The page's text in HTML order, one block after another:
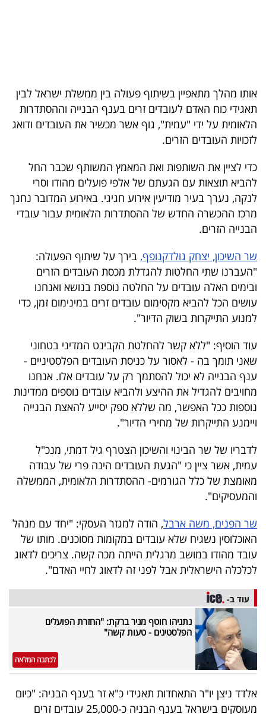
הכלכלי
פודקאסט
UNDER
40
פעולה
דרושים
ניוזלטרים
מייל
אדום
פרסמו
באייס
עקבו
אחרינו:
אותו מהלך מתאפיין בשיתוף פעולה בין ממשלת ישראל לבין
תאגידי כוח האדם לעובדים זרים בענף הבנייה וההסתדרות
הלאומית על ידי "עמית", גוף אשר מכשיר את העובדים ודואג
לזכויות העובדים הזרים.
כדי לציין את השותפות ואת המאמץ המשותף שכבר החל
להביא תוצאות עם הגעתם של אלפי פועלים מהודו וסרי
לנקה, נערך בעיר מודיעין אירוע חגיגי. באירוע המדובר נחנך
מרכז ההכשרה החדש של ההסתדרות הלאומית עבור עובדי
הבנייה הזרים.
שר השיכון, יצחק גולדקנופף, בירך על שיתוף הפעולה:
"העברנו שתי החלטות להגדלת מכסת העובדים הזרים
ובימים האלה עובדים על החלטה נוספת בנושא ואנחנו
עושים הכל להביא מקסימום עובדים זרים במינימום זמן, כדי
למנוע התייקרות בשוק הדיור".
עוד הוסיף: "ללא קשר להחלטת הקבינט המדיני בטחוני
שאני תומך בה - לאסור על כניסת העובדים הפלסטיניים -
ענף הבנייה לא יכול להסתמך רק על עובדים אלו. אנחנו
מחויבים להגדיל את ההיצע ולהביא עובדים נוספים ממדינות
נוספות ככל האפשר, מה שללא ספק יסייע להאצת הבנייה
ויימנע התייקרות של מחירי הדיור".
לדבריו של שר הבינוי והשיכון הצטרף גיל דמתי, מנכ"ל
עמית, אשר ציין כי "הגעת העובדים הינה פרי של עבודה
מאומצת של כלל הגורמים- ההסתדרות הלאומית, הממשלה
והמעסיקים".
שר הפנים, משה ארבל, הודה למגזר העסקי: "יחד עם מנהל
האוכלוסין נשגיח שלא עובדים במקומות מסוכנים. מותו של
עובד מהודו במושב מרגלית הייתה מכה קשה. צריכים לדאוג
לכלכלה הישראלית אבל לפני זה לדאוג לחיי האדם".
עוד ב-
נתניהו חוטף מניר ברקת: "החזרת הפועלים
הפלסטינים - טעות קשה"
לכתבה המלאה
אלדד ניצן יו"ר התאחדות תאגידי כ"א זר בענף הבניה: "כיום
מעוסקים בישראל בענף הבניה כ-25,000 עובדים זרים